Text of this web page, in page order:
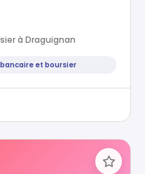
à Draguignan
et boursier